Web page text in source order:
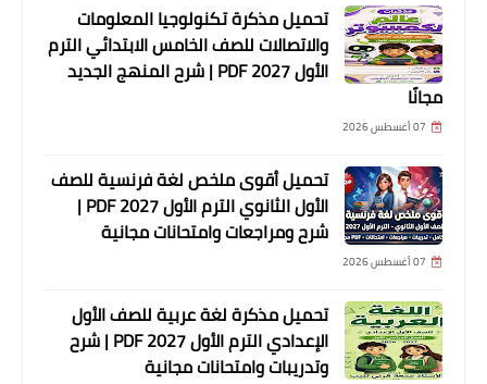
تحميل مذكرة تكنولوجيا المعلومات
والاتصالات للصف الخامس الابتدائي الترم
الأول 2027 PDF | شرح المنهج الجديد
مجانًا
07 أغسطس 2026
تحميل أقوى ملخص لغة فرنسية للصف
الأول الثانوي الترم الأول 2027 PDF |
شرح ومراجعات وامتحانات مجانية
07 أغسطس 2026
تحميل مذكرة لغة عربية للصف الأول
الإعدادي الترم الأول 2027 PDF | شرح
وتدريبات وامتحانات مجانية